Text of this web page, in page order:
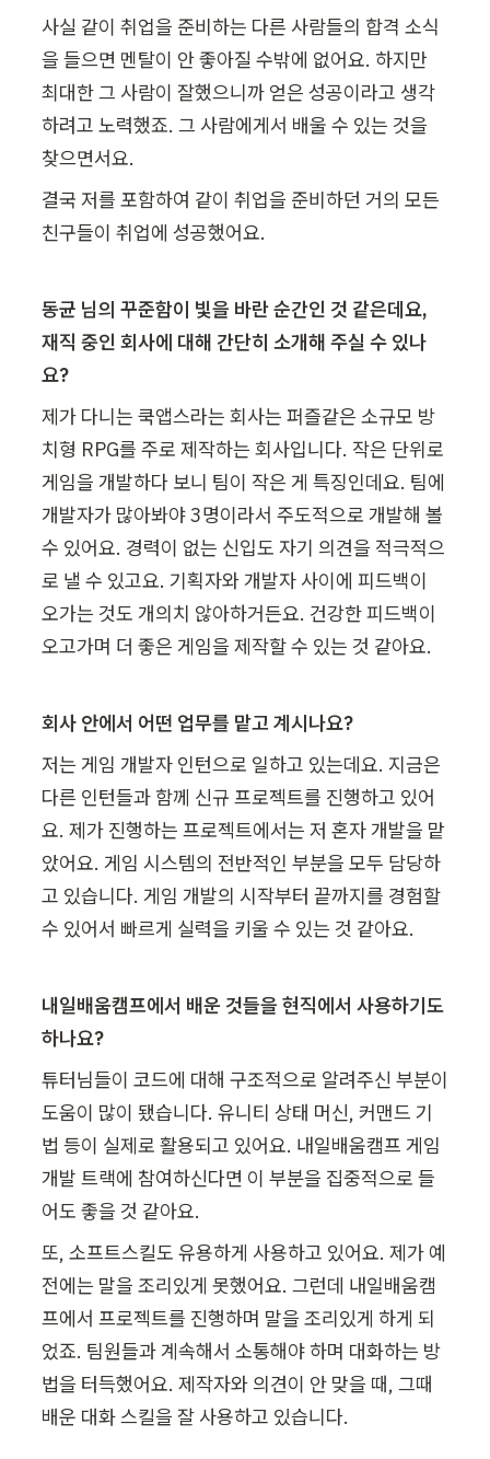
사실 같이 취업을 준비하는 다른 사람들의 합격 소식
을 들으면 멘탈이 안 좋아질 수밖에 없어요. 하지만
최대한 그 사람이 잘했으니까 얻은 성공이라고 생각
하려고 노력했죠. 그 사람에게서 배울 수 있는 것을
찾으면서요.
결국 저를 포함하여 같이 취업을 준비하던 거의 모든
친구들이 취업에 성공했어요.
동균 님의 꾸준함이 빛을 바란 순간인 것 같은데요,
재직 중인 회사에 대해 간단히 소개해 주실 수 있나
요?
제가 다니는 쿡앱스라는 회사는 퍼즐같은 소규모 방
치형 RPG를 주로 제작하는 회사입니다. 작은 단위로
게임을 개발하다 보니 팀이 작은 게 특징인데요. 팀에
개발자가 많아봐야 3명이라서 주도적으로 개발해 볼
수 있어요. 경력이 없는 신입도 자기 의견을 적극적으
로 낼 수 있고요. 기획자와 개발자 사이에 피드백이
오가는 것도 개의치 않아하거든요. 건강한 피드백이
오고가며 더 좋은 게임을 제작할 수 있는 것 같아요.
회사 안에서 어떤 업무를 맡고 계시나요?
저는 게임 개발자 인턴으로 일하고 있는데요. 지금은
다른 인턴들과 함께 신규 프로젝트를 진행하고 있어
요. 제가 진행하는 프로젝트에서는 저 혼자 개발을 맡
았어요. 게임 시스템의 전반적인 부분을 모두 담당하
고 있습니다. 게임 개발의 시작부터 끝까지를 경험할
수 있어서 빠르게 실력을 키울 수 있는 것 같아요.
내일배움캠프에서 배운 것들을 현직에서 사용하기도
하나요?
튜터님들이 코드에 대해 구조적으로 알려주신 부분이
도움이 많이 됐습니다. 유니티 상태 머신, 커맨드 기
법 등이 실제로 활용되고 있어요. 내일배움캠프 게임
개발 트랙에 참여하신다면 이 부분을 집중적으로 들
어도 좋을 것 같아요.
또, 소프트스킬도 유용하게 사용하고 있어요. 제가 예
전에는 말을 조리있게 못했어요. 그런데 내일배움캠
프에서 프로젝트를 진행하며 말을 조리있게 하게 되
었죠. 팀원들과 계속해서 소통해야 하며 대화하는 방
법을 터득했어요. 제작자와 의견이 안 맞을 때, 그때
배운 대화 스킬을 잘 사용하고 있습니다.